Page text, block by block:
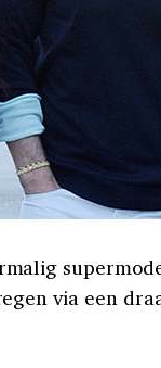
via een